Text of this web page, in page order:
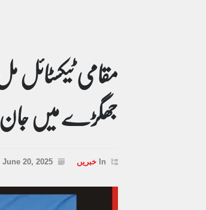
مقامی ٹیکسٹائل
جھگڑے میں
In خبریں June 20, 2025